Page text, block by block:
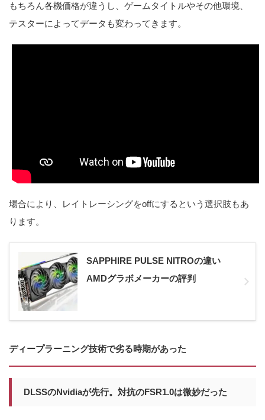
もちろん各機価格が違うし、ゲームタイトルやその他環境、
テスターによってデータも変わってきます。
場合により、レイトレーシングをoffにするという選択肢もあ
ります。
SAPPHIRE PULSE NITROの違い
AMDグラボメーカーの評判
ディープラーニング技術で劣る時期があった
DLSSのNvidiaが先行。対抗のFSR1.0は微妙だった